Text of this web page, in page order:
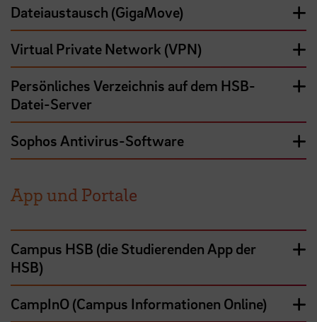
Dateiaustausch (GigaMove)
Virtual Private Network (VPN)
Persönliches Verzeichnis auf dem HSB-
Datei-Server
Sophos Antivirus-Software
App und Portale
Campus HSB (die Studierenden App der
HSB)
CampInO (Campus Informationen Online)